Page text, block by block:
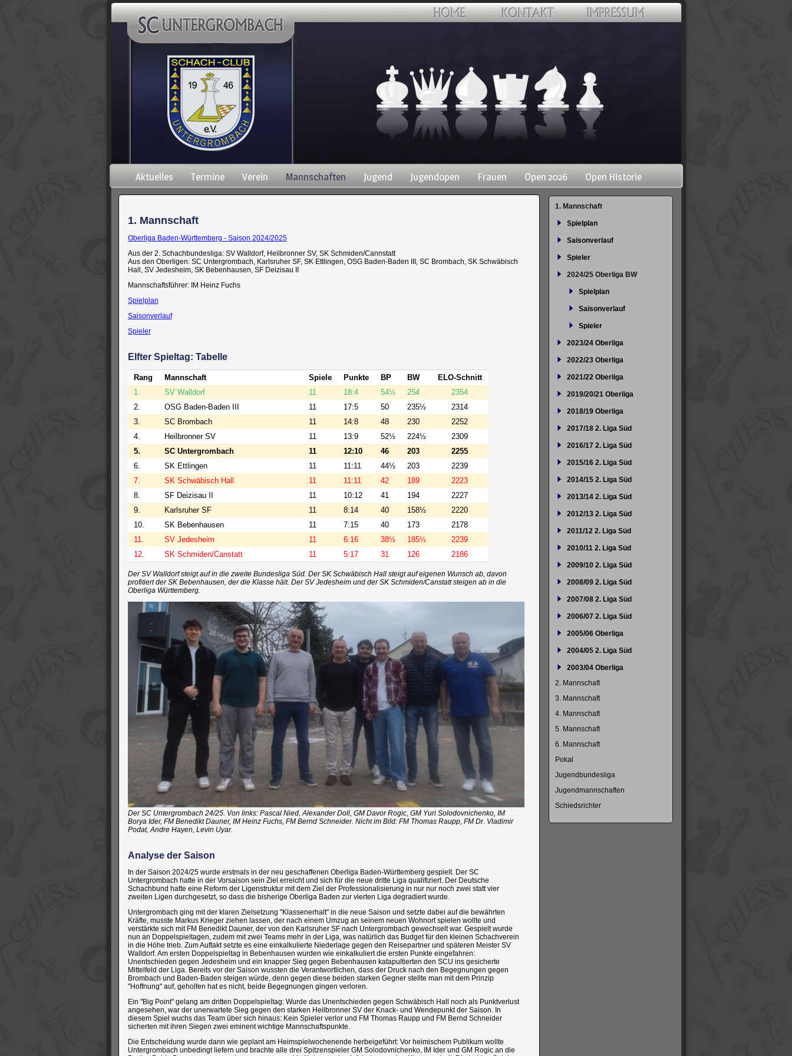
Navigation
überspringen
Aktuelles Termine Verein Mannschaften Jugend Jugendopen Frauen Open 2026 Open Historie
1. Mannschaft
Oberliga Baden-Württemberg - Saison 2024/2025
Aus der 2. Schachbundesliga: SV Walldorf, Heilbronner SV, SK Schmiden/Cannstatt
Aus den Oberligen: SC Untergrombach, Karlsruher SF, SK Ettlingen, OSG Baden-Baden III, SC Brombach, SK Schwäbisch
Hall, SV Jedesheim, SK Bebenhausen, SF Deizisau II
Mannschaftsführer: IM Heinz Fuchs
Spielplan
Saisonverlauf
Spieler
Elfter Spieltag: Tabelle
Rang Mannschaft Spiele Punkte BP BW
ELO-Schnitt
1.
SV Walldorf 11 18:4 54½ 254
2354
2.
OSG Baden-Baden III 11 17:5 50 235½
2314
3.
SC Brombach 11 14:8 48 230
2252
4.
Heilbronner SV 11 13:9 52½ 224½
2309
5.
SC Untergrombach 11 12:10 46 203
2255
6.
SK Ettlingen 11 11:11 44½ 203
2239
7.
SK Schwäbisch Hall 11 11:11 42 189
2223
8.
SF Deizisau II 11 10:12 41 194
2227
9.
Karlsruher SF 11 8:14 40 158½
2220
10.
SK Bebenhausen 11 7:15 40 173
2178
11.
SV Jedesheim 11 6:16 38½ 185½
2239
12.
SK Schmiden/Canstatt 11 5:17 31 126 2186
Der SV Walldorf steigt auf in die zweite Bundesliga Süd. Der SK Schwäbisch Hall steigt auf eigenen Wunsch ab, davon
profitiert der SK Bebenhausen, der die Klasse hält. Der SV Jedesheim und der SK Schmiden/Canstatt steigen ab in die
Oberliga Württemberg.
Der SC Untergrombach 24/25. Von links: Pascal Nied, Alexander Doll, GM Davor Rogic, GM Yuri Solodovnichenko, IM
Borya Ider, FM Benedikt Dauner, IM Heinz Fuchs, FM Bernd Schneider. Nicht im Bild: FM Thomas Raupp, FM Dr. Vladimir
Podat, Andre Hayen, Levin Uyar.
Analyse der Saison
In der Saison 2024/25 wurde erstmals in der neu geschaffenen Oberliga Baden-Württemberg gespielt. Der SC
Untergrombach hatte in der Vorsaison sein Ziel erreicht und sich für die neue dritte Liga qualifiziert. Der Deutsche
Schachbund hatte eine Reform der Ligenstruktur mit dem Ziel der Professionalisierung in nur nur noch zwei statt vier
zweiten Ligen durchgesetzt, so dass die bisherige Oberliga Baden zur vierten Liga degradiert wurde.
Untergrombach ging mit der klaren Zielsetzung "Klassenerhalt" in die neue Saison und setzte dabei auf die bewährten
Kräfte, musste Markus Krieger ziehen lassen, der nach einem Umzug an seinem neuen Wohnort spielen wollte und
verstärkte sich mit FM Benedikt Dauner, der von den Karlsruher SF nach Untergrombach gewechselt war. Gespielt wurde
nun an Doppelspieltagen, zudem mit zwei Teams mehr in der Liga, was natürlich das Budget für den kleinen Schachverein
in die Höhe trieb. Zum Auftakt setzte es eine einkalkulierte Niederlage gegen den Reisepartner und späteren Meister SV
Walldorf. Am ersten Doppelspieltag in Bebenhausen wurden wie einkalkuliert die ersten Punkte eingefahren:
Unentschieden gegen Jedesheim und ein knapper Sieg gegen Bebenhausen katapultierten den SCU ins gesicherte
Mittelfeld der Liga. Bereits vor der Saison wussten die Verantwortlichen, dass der Druck nach den Begegnungen gegen
Brombach und Baden-Baden steigen würde, denn gegen diese beiden starken Gegner stellte man mit dem Prinzip
"Hoffnung" auf, geholfen hat es nicht, beide Begegnungen gingen verloren.
Ein "Big Point" gelang am dritten Doppelspieltag: Wurde das Unentschieden gegen Schwäbisch Hall noch als Punktverlust
angesehen, war der unerwartete Sieg gegen den starken Heilbronner SV der Knack- und Wendepunkt der Saison. In
diesem Spiel wuchs das Team über sich hinaus: Kein Spieler verlor und FM Thomas Raupp und FM Bernd Schneider
sicherten mit ihren Siegen zwei eminent wichtige Mannschaftspunkte.
Die Entscheidung wurde dann wie geplant am Heimspielwochenende herbeigeführt: Vor heimischem Publikum wollte
Untergrombach unbedingt liefern und brachte alle drei Spitzenspieler GM Solodovnichenko, IM Ider und GM Rogic an die
Navigation
1. Mannschaft
Spielplan
Saisonverlauf
Spieler
2024/25 Oberliga BW
Spielplan
Saisonverlauf
Spieler
2023/24 Oberliga
2022/23 Oberliga
2021/22 Oberliga
2019/20/21 Oberliga
2018/19 Oberliga
2017/18 2. Liga Süd
2016/17 2. Liga Süd
2015/16 2. Liga Süd
2014/15 2. Liga Süd
2013/14 2. Liga Süd
2012/13 2. Liga Süd
2011/12 2. Liga Süd
2010/11 2. Liga Süd
2009/10 2. Liga Süd
2008/09 2. Liga Süd
2007/08 2. Liga Süd
2006/07 2. Liga Süd
2005/06 Oberliga
2004/05 2. Liga Süd
2003/04 Oberliga
2. Mannschaft
3. Mannschaft
4. Mannschaft
5. Mannschaft
6. Mannschaft
Pokal
Jugendbundesliga
Jugendmannschaften
Schiedsrichter